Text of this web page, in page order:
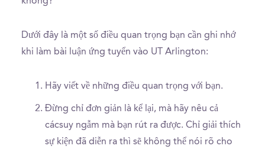
Dưới đây là một số điều quan trọng bạn cần ghi nhớ
khi làm bài luận ứng tuyển vào UT Arlington:
Hãy viết về những điều quan trọng với bạn.
Đừng chỉ đơn giản là kể lại, mà hãy nêu cả
cácsuy ngẫm mà bạn rút ra được. Chỉ giải thích
sự kiện đã diễn ra thì sẽ không thể nói rõ cho